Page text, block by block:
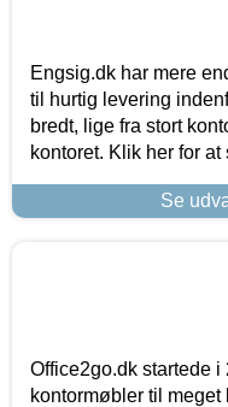
Engsig.dk har mere
til hurtig levering
bredt, lige fra stort
kontoret. Klik her for
Se
Office2go.dk startede i
kontormøbler til